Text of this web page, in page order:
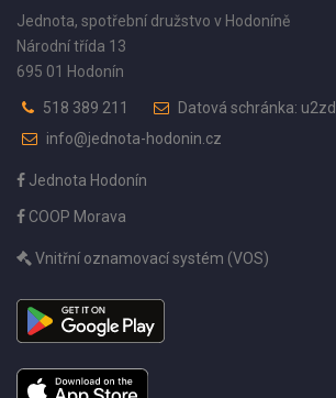
Jednota, spotřební družstvo v Hodoníně
Národní třída 13
695 01 Hodonín
518 389 211
Datová schránka:
info@jednota-hodonin.cz
Jednota Hodonín
COOP Morava
Vnitřní oznamovací systém (VOS)